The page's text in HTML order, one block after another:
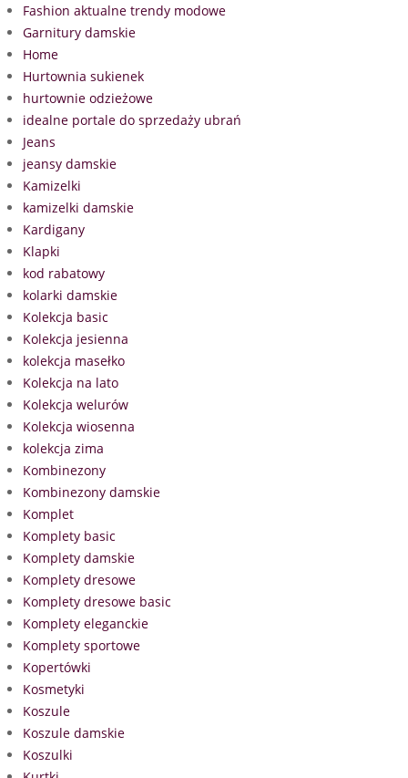
Fashion aktualne trendy modowe
Garnitury damskie
Home
Hurtownia sukienek
hurtownie odzieżowe
idealne portale do sprzedaży ubrań
Jeans
jeansy damskie
Kamizelki
kamizelki damskie
Kardigany
Klapki
kod rabatowy
kolarki damskie
Kolekcja basic
Kolekcja jesienna
kolekcja masełko
Kolekcja na lato
Kolekcja welurów
Kolekcja wiosenna
kolekcja zima
Kombinezony
Kombinezony damskie
Komplet
Komplety basic
Komplety damskie
Komplety dresowe
Komplety dresowe basic
Komplety eleganckie
Komplety sportowe
Kopertówki
Kosmetyki
Koszule
Koszule damskie
Koszulki